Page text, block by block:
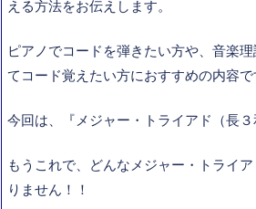
える方法をお伝えします。
ピアノでコードを弾きたい方や、音楽
てコード覚えたい方におすすめの内容で
今回は、『メジャー・トライアド（長３
もうこれで、どんなメジャー・トライ
りません！！